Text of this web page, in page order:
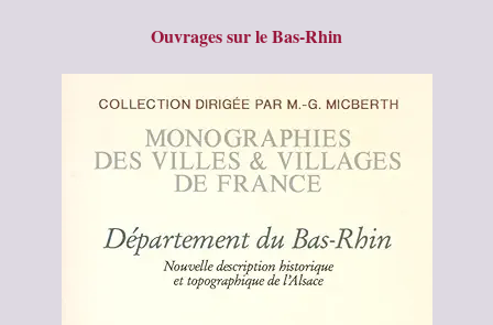
Ouvrages sur le Bas-Rhin